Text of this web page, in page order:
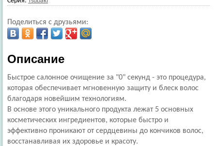
Поделиться с друзьями:
Описание
Быстрое салонное очищение за "0" секунд - это процедура,
которая обеспечивает мгновенную защиту и блеск волос
благодаря новейшим технологиям.
В основе этого уникального продукта лежат 5 основных
косметических ингредиентов, которые быстро и
эффективно проникают от сердцевины до кончиков волос,
восстанавливая их здоровье и красоту.